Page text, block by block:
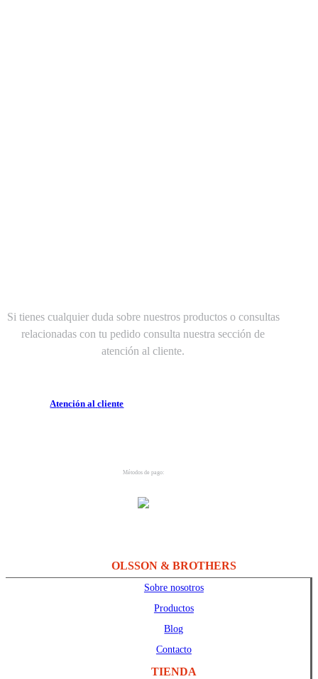
Si tienes cualquier duda sobre nuestros productos o consultas
relacionadas con tu pedido consulta nuestra sección de
atención al cliente.
Atención al cliente
Métodos de pago:
OLSSON & BROTHERS
Sobre nosotros
Productos
Blog
Contacto
TIENDA